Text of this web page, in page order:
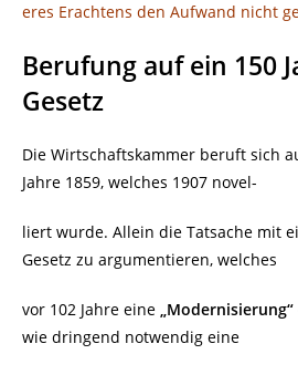
eres Erachtens den Aufwand nicht
Berufung auf ein 150
Gesetz
Die Wirtschaftskammer beruft sich
Jahre 1859, welches 1907 novel-
liert wurde. Allein die Tatsache mit
Gesetz zu argumentieren, welches
vor 102 Jahre eine „Modernisierung“
wie dringend notwendig eine